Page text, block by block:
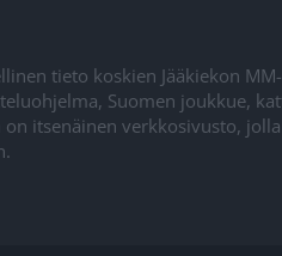
tieto koskien Jääkiekon
Suomen joukkue,
itsenäinen verkkosivusto,